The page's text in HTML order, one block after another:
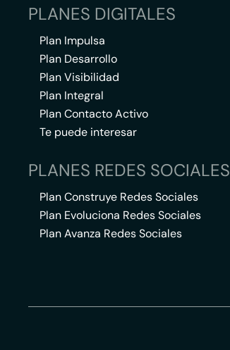
PLANES DIGITALES
Plan Impulsa
Plan Desarrollo
Plan Visibilidad
Plan Integral
Plan Contacto Activo
Te puede interesar
PLANES REDES SOCIALES
Plan Construye Redes Sociales
Plan Evoluciona Redes Sociales
Plan Avanza Redes Sociales